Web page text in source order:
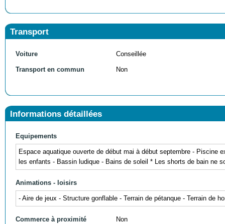
Transport
Voiture Conseillée
Transport en commun Non
Informations détaillées
Equipements
Espace aquatique ouverte de début mai à début septembre - Piscine
les enfants - Bassin ludique - Bains de soleil * Les shorts de bain ne
Animations - loisirs
- Aire de jeux - Structure gonflable - Terrain de pétanque - Terrain de
Commerce à proximité Non